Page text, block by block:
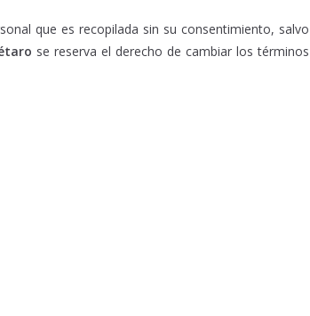
que es recopilada sin su consentimiento, salvo
se reserva el derecho de cambiar los términos